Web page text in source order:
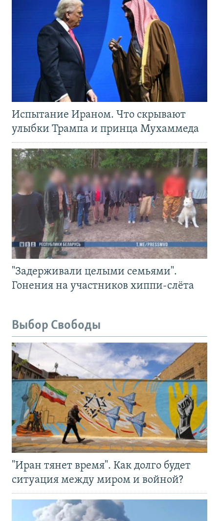
Испытание Ираном. Что скрывают
улыбки Трампа и принца Мухаммеда
"Задерживали целыми семьями".
Гонения на участников хиппи-слёта
Выбор Свободы
"Иран тянет время". Как долго будет
ситуация между миром и войной?